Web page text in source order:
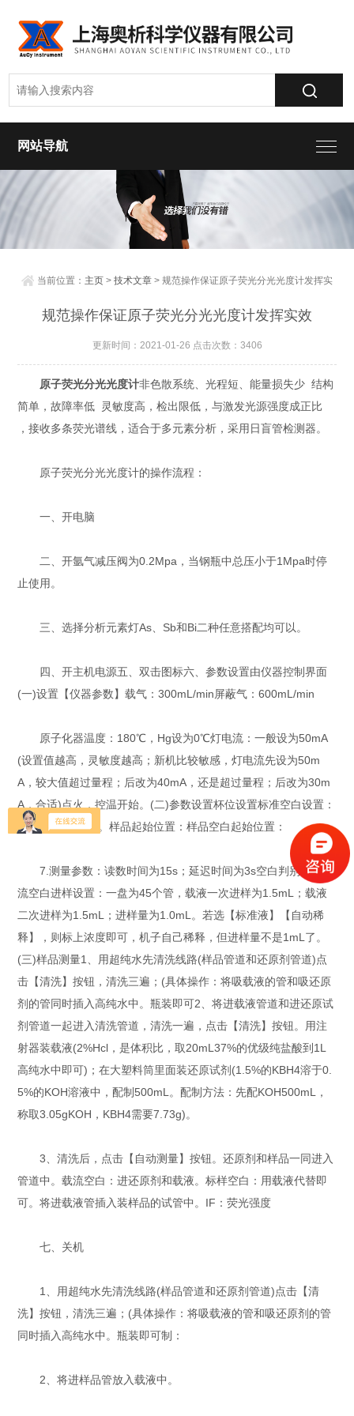
网站导航
当前位置： 主页 >技术文章 > 规范操作保证原子荧光分光光度计发挥实
规范操作保证原子荧光分光光度计发挥实效
更新时间：2021-01-26 点击次数：3406
原子荧光分光光度计非色散系统、光程短、能量损失少 结构
简单，故障率低 灵敏度高，检出限低，与激发光源强度成正比
，接收多条荧光谱线，适合于多元素分析，采用日盲管检测器。
原子荧光分光光度计的操作流程：
一、开电脑
二、开氩气减压阀为0.2Mpa，当钢瓶中总压小于1Mpa时停
止使用。
三、选择分析元素灯As、Sb和Bi二种任意搭配均可以。
四、开主机电源五、双击图标六、参数设置由仪器控制界面
(一)设置【仪器参数】载气：300mL/min屏蔽气：600mL/min
原子化器温度：180℃，Hg设为0℃灯电流：一般设为50mA
(设置值越高，灵敏度越高；新机比较敏感，灯电流先设为50m
A，较大值超过量程；后改为40mA，还是超过量程；后改为30m
A，合适)点火，控温开始。(二)参数设置杯位设置标准空白设置：
有，则标1或255。样品起始位置：样品空白起始位置：
7.测量参数：读数时间为15s；延迟时间为3s空白判别值：载
流空白进样设置：一盘为45个管，载液一次进样为1.5mL；载液
二次进样为1.5mL；进样量为1.0mL。若选【标准液】【自动稀
释】，则标上浓度即可，机子自己稀释，但进样量不是1mL了。
(三)样品测量1、用超纯水先清洗线路(样品管道和还原剂管道)点
击【清洗】按钮，清洗三遍；(具体操作：将吸载液的管和吸还原
剂的管同时插入高纯水中。瓶装即可2、将进载液管道和进还原试
剂管道一起进入清洗管道，清洗一遍，点击【清洗】按钮。用注
射器装载液(2%Hcl，是体积比，取20mL37%的优级纯盐酸到1L
高纯水中即可)；在大塑料筒里面装还原试剂(1.5%的KBH4溶于0.
5%的KOH溶液中，配制500mL。配制方法：先配KOH500mL，
称取3.05gKOH，KBH4需要7.73g)。
3、清洗后，点击【自动测量】按钮。还原剂和样品一同进入
管道中。载流空白：进还原剂和载液。标样空白：用载液代替即
可。将进载液管插入装样品的试管中。IF：荧光强度
七、关机
1、用超纯水先清洗线路(样品管道和还原剂管道)点击【清
洗】按钮，清洗三遍；(具体操作：将吸载液的管和吸还原剂的管
同时插入高纯水中。瓶装即可制：
2、将进样品管放入载液中。